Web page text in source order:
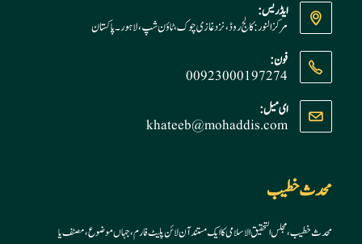
ایڈریس:
مرکز النور: کالج روڈ، نزد غازی چوک، ٹاؤن شپ، لاہور ۔ پاکستان
فون:
00923000197274
in
application
ای میل:
khateeb@mohaddis.com
Opens
محدث خطیب
محدث خطیب، مجلس التحقیق الاسلامی کا ایک مستند آن لائن پلیٹ فارم، جہاں موضوع، مصنف یا